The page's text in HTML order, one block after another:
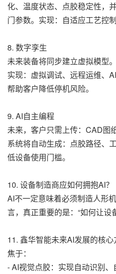
化、温度状态、点胶稳定性，
门参数。实现：自适应工艺控制
8. 数字孪生
未来装备将同步建立虚拟模型。
实现：虚拟调试、远程运维、
帮助客户降低停机风险。
9. AI自主编程
未来，客户只需上传：CAD图
系统将自动生成：点胶路径、
低设备使用门槛。
10. 设备制造商应如何拥抱AI？
AI不一定意味着必须制造人形
言，真正重要的是：“如何让设
11. 鑫华智能未来AI发展的核
焦于：
- AI视觉点胶：实现自动识别、